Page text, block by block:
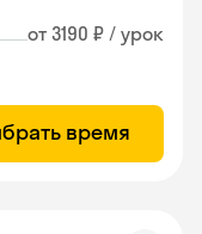
от 3190 ₽ / урок
время